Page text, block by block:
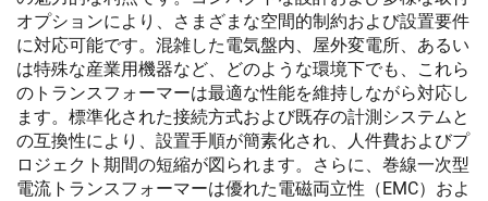
オプションにより、さまざまな空間的制約および設置要件
に対応可能です。混雑した電気盤内、屋外変電所、あるい
は特殊な産業用機器など、どのような環境下でも、これら
のトランスフォーマーは最適な性能を維持しながら対応し
ます。標準化された接続方式および既存の計測システムと
の互換性により、設置手順が簡素化され、人件費およびプ
ロジェクト期間の短縮が図られます。さらに、巻線一次型
電流トランスフォーマーは優れた電磁両立性（EMC）およ